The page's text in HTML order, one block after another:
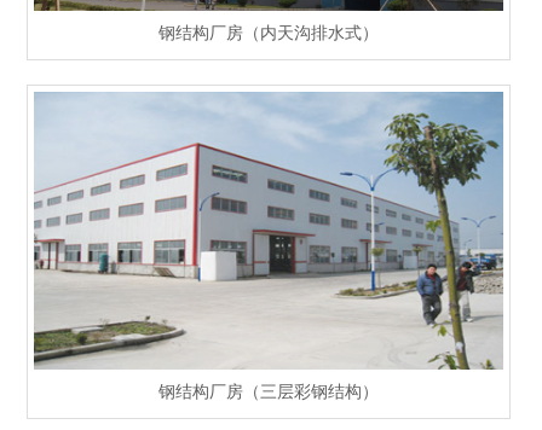
钢结构厂房（内天沟排水式）
钢结构厂房（三层彩钢结构）